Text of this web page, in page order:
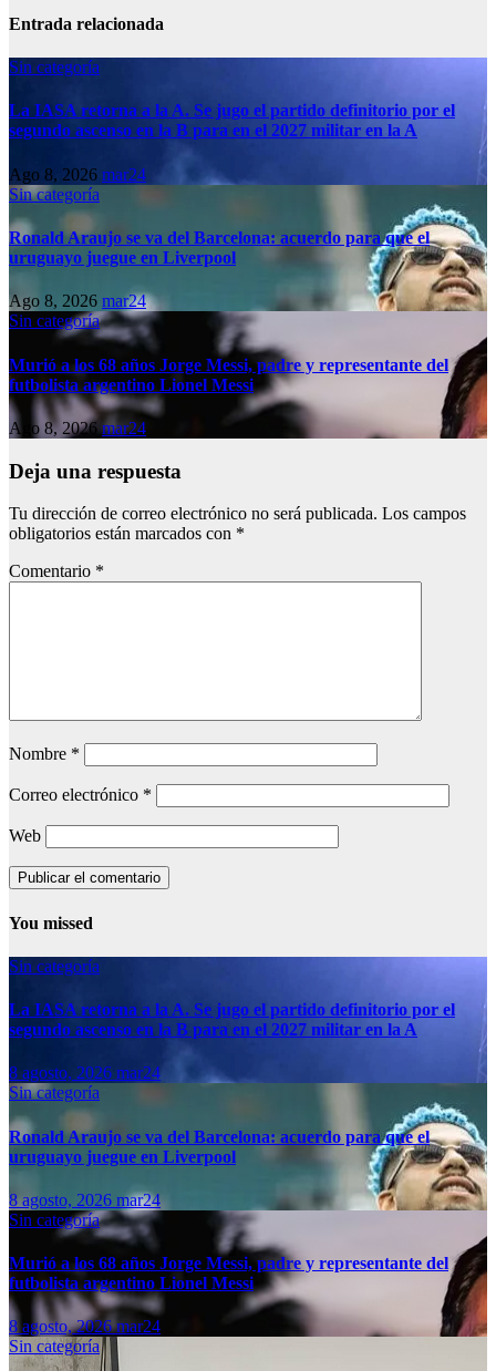
Entrada relacionada
Sin categoría
La IASA retorna a la A. Se jugo el partido definitorio por el
segundo ascenso en la B para en el 2027 militar en la A
Ago 8, 2026 mar24
Sin categoría
Ronald Araujo se va del Barcelona: acuerdo para que el
uruguayo juegue en Liverpool
Ago 8, 2026 mar24
Sin categoría
Murió a los 68 años Jorge Messi, padre y representante del
futbolista argentino Lionel Messi
Ago 8, 2026 mar24
Deja una respuesta
Tu dirección de correo electrónico no será publicada. Los campos
obligatorios están marcados con *
Comentario *
Nombre *
Correo electrónico *
Web
You missed
Sin categoría
La IASA retorna a la A. Se jugo el partido definitorio por el
segundo ascenso en la B para en el 2027 militar en la A
8 agosto, 2026 mar24
Sin categoría
Ronald Araujo se va del Barcelona: acuerdo para que el
uruguayo juegue en Liverpool
8 agosto, 2026 mar24
Sin categoría
Murió a los 68 años Jorge Messi, padre y representante del
futbolista argentino Lionel Messi
8 agosto, 2026mar24
Sin categoría